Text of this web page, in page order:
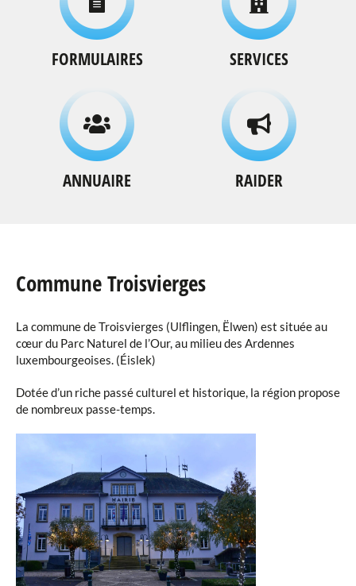
FORMULAIRES SERVICES
ANNUAIRE RAIDER
Commune Troisvierges
La commune de Troisvierges (Ulflingen, Ëlwen) est située au
cœur du Parc Naturel de l’Our, au milieu des Ardennes
luxembourgeoises. (Éislek)
Dotée d’un riche passé culturel et historique, la région propose
de nombreux passe-temps.